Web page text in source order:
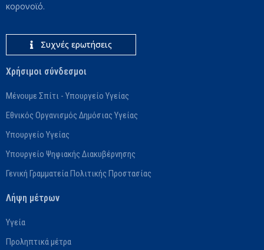
κορονοϊό.
Συχνές ερωτήσεις
Χρήσιμοι σύνδεσμοι
Μένουμε Σπίτι - Υπουργείο Υγείας
Εθνικός Οργανισμός Δημόσιας Υγείας
Υπουργείο Υγείας
Υπουργείο Ψηφιακής Διακυβέρνησης
Γενική Γραμματεία Πολιτικής Προστασίας
Λήψη μέτρων
Υγεία
Προληπτικά μέτρα